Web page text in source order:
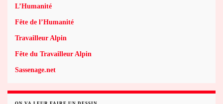
L’Humanité
Fête de l’Humanité
Travailleur Alpin
Fête du Travailleur Alpin
Sassenage.net